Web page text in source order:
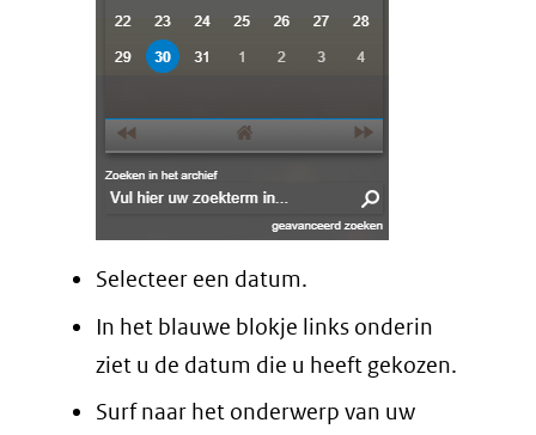
Selecteer een datum.
In het blauwe blokje links onderin
ziet u de datum die u heeft gekozen.
Surf naar het onderwerp van uw